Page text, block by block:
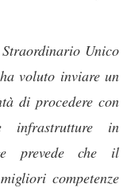
Unico
voluto inviare un
di procedere con
infrastrutture in
prevede che il
competenze